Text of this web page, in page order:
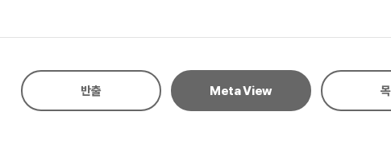
성한 정자 이름을 붙인 ‘채화정집菜花亭集’이라는 제목이 씌어 있다. 이는 이
본과 내용은 동일하나각 권의 구성이 다르게 되어 있고, 『상서』 경문經文의
형에 더 가까운 구성을 보여준다고 할 수 있다. 가장본 『상서지원록』은 1969년
반출 Meta View